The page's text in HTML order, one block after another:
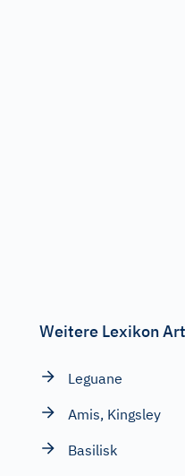
Weitere Lexikon
Leguane
Amis, Kingsley
Basilisk